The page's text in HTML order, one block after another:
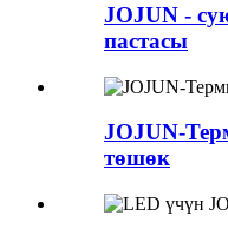
JOJUN -
пастасы
JOJUN-
төшөк